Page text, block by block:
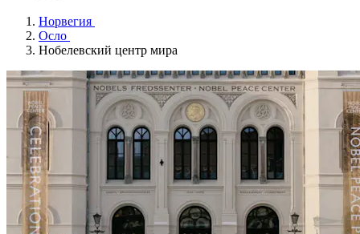
Норвегия
Осло
Нобелевский центр мира